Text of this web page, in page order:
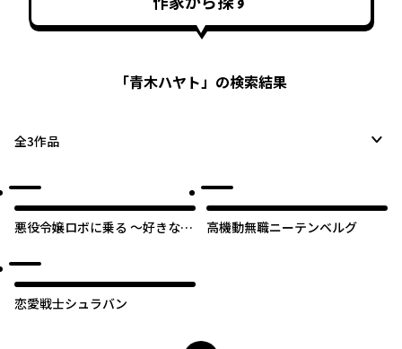
「青木ハヤト」の検索結果
全3作品
悪役令嬢ロボに乗る ～好きなア
し達の死亡フラグをへし折って
やりますわよ！～
高機動無職ニーテンベルグ
恋愛戦士シュラバン